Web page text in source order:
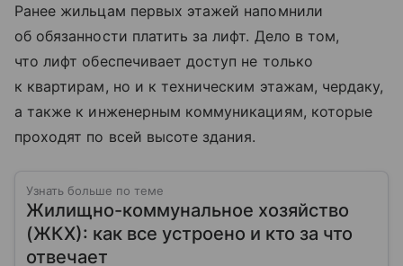
Ранее жильцам первых этажей напомнили
об обязанности платить за лифт. Дело в том,
что лифт обеспечивает доступ не только
к квартирам, но и к техническим этажам, чердаку,
а также к инженерным коммуникациям, которые
проходят по всей высоте здания.
Узнать больше по теме
Жилищно-коммунальное хозяйство
(ЖКХ): как все устроено и кто за что
отвечает